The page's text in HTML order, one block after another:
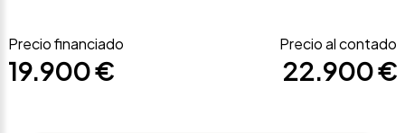
Precio financiado
19.900 €
Precio al contado
22.900 €